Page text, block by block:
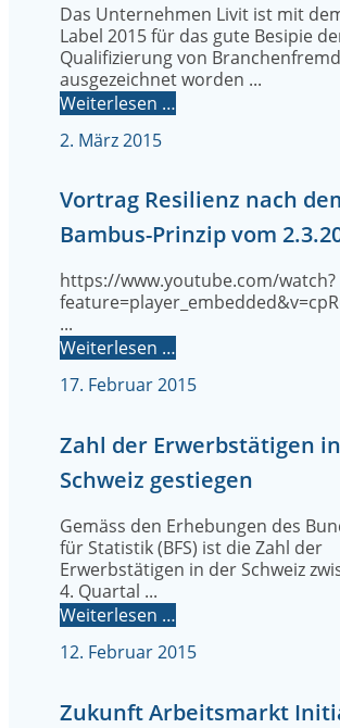
Das Unternehmen Livit ist mit
Label 2015 für das gute Besipie
Qualifizierung von
ausgezeichnet worden ...
Weiterlesen …
2. März 2015
Vortrag Resilienz nach
Bambus-Prinzip vom
https://www.youtube.com/watch?
...
Weiterlesen …
17. Februar 2015
Zahl der Erwerbstätigen
Schweiz gestiegen
Gemäss den Erhebungen des
für Statistik (BFS) ist die Zahl der
Erwerbstätigen in der Schweiz
4. Quartal ...
Weiterlesen …
12. Februar 2015
Zukunft Arbeitsmarkt